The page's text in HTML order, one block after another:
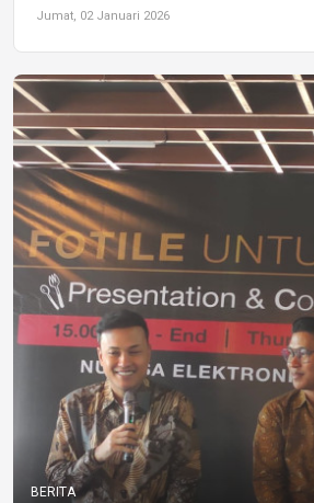
Jumat, 02 Januari 2026
BERITA